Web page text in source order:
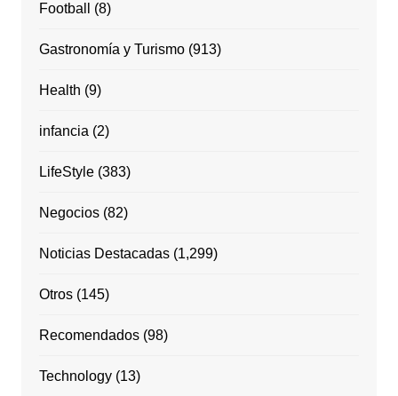
Football (8)
Gastronomía y Turismo(913)
Health (9)
infancia (2)
LifeStyle(383)
Negocios(82)
Noticias Destacadas(1,299)
Otros(145)
Recomendados(98)
Technology(13)